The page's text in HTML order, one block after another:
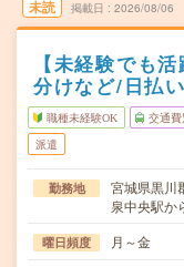
未読 掲載日 2026/08/06
【未経験でも
分けなど/日払
職種未経験OK 交通費
派遣
勤務地
宮城県黒川
泉中央駅か
曜日頻度 月～金